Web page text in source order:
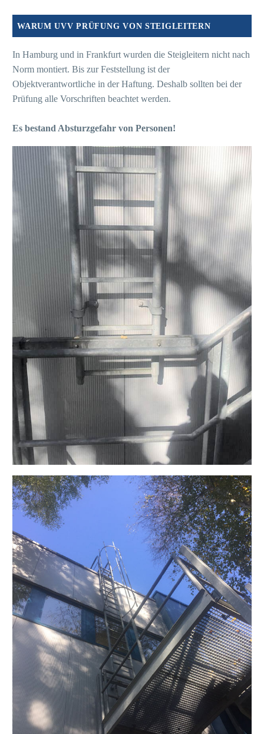
WARUM UVV PRÜFUNG VON STEIGLEITERN
In Hamburg und in Frankfurt wurden die Steigleitern nicht nach
Norm montiert. Bis zur Feststellung ist der
Objektverantwortliche in der Haftung. Deshalb sollten bei der
Prüfung alle Vorschriften beachtet werden.
Es bestand Absturzgefahr von Personen!